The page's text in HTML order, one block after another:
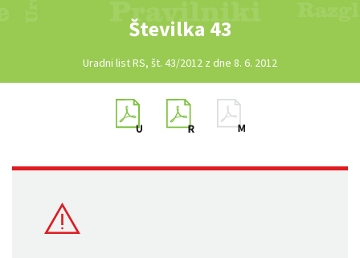
Številka 43
Uradni list RS, št. 43/2012 z dne 8. 6. 2012